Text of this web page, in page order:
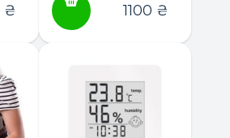
₴ 1100 ₴